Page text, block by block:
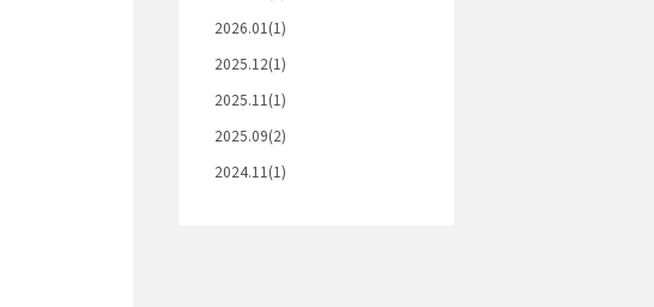
2026.01(1)
2025.12(1)
2025.11(1)
2025.09(2)
2024.11(1)